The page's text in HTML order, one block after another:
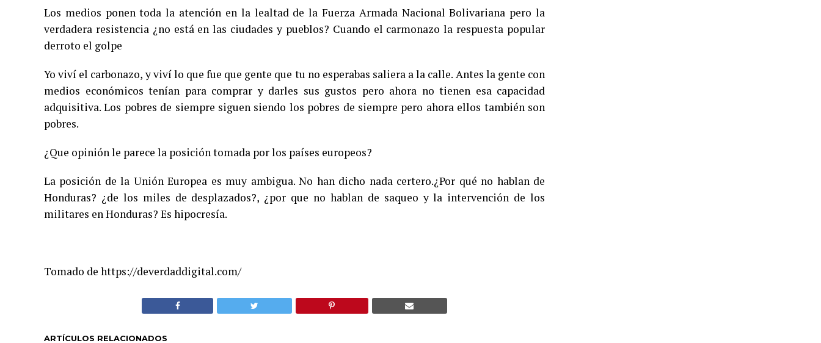
Los medios ponen toda la atención en la lealtad de la Fuerza Armada Nacional Bolivariana pero la
verdadera resistencia ¿no está en las ciudades y pueblos? Cuando el carmonazo la respuesta popular
derroto el golpe
Yo viví el carbonazo, y viví lo que fue que gente que tu no esperabas saliera a la calle. Antes la gente con
medios económicos tenían para comprar y darles sus gustos pero ahora no tienen esa capacidad
adquisitiva. Los pobres de siempre siguen siendo los pobres de siempre pero ahora ellos también son
pobres.
¿Que opinión le parece la posición tomada por los países europeos?
La posición de la Unión Europea es muy ambigua. No han dicho nada certero.¿Por qué no hablan de
Honduras? ¿de los miles de desplazados?, ¿por que no hablan de saqueo y la intervención de los
militares en Honduras? Es hipocresía.
Tomado de https://deverdaddigital.com/
ARTÍCULOS RELACIONADOS